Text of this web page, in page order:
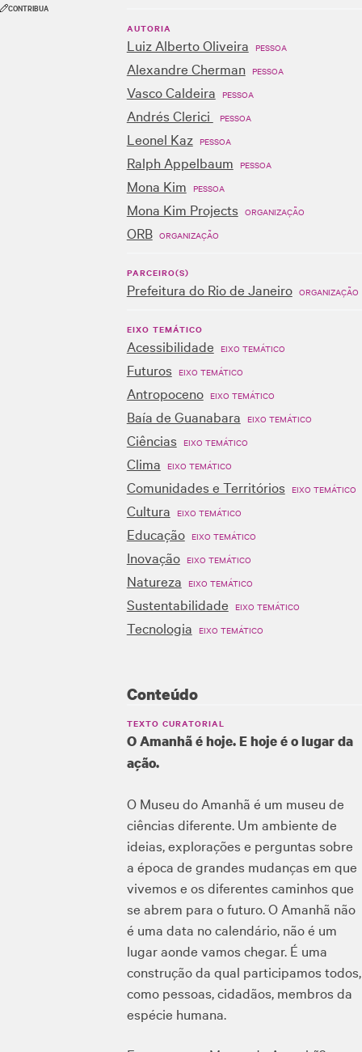
CONTRIBUA
AUTORIA
Luiz Alberto Oliveira PESSOA
Alexandre Cherman PESSOA
Vasco Caldeira PESSOA
Andrés Clerici PESSOA
Leonel Kaz PESSOA
Ralph Appelbaum PESSOA
Mona Kim PESSOA
Mona Kim Projects ORGANIZAÇÃO
ORB ORGANIZAÇÃO
PARCEIRO(S)
Prefeitura do Rio de Janeiro ORGANIZAÇÃO
EIXO TEMÁTICO
Acessibilidade EIXO TEMÁTICO
Futuros EIXO TEMÁTICO
Antropoceno EIXO TEMÁTICO
Baía de Guanabara EIXO TEMÁTICO
Ciências EIXO TEMÁTICO
Clima EIXO TEMÁTICO
Comunidades e Territórios EIXO TEMÁTICO
Cultura EIXO TEMÁTICO
Educação EIXO TEMÁTICO
Inovação EIXO TEMÁTICO
Natureza EIXO TEMÁTICO
Sustentabilidade EIXO TEMÁTICO
Tecnologia EIXO TEMÁTICO
Conteúdo
TEXTO CURATORIAL
O Amanhã é hoje. E hoje é o lugar da
ação.
O Museu do Amanhã é um museu de
ciências diferente. Um ambiente de
ideias, explorações e perguntas sobre
a época de grandes mudanças em que
vivemos e os diferentes caminhos que
se abrem para o futuro. O Amanhã não
é uma data no calendário, não é um
lugar aonde vamos chegar. É uma
construção da qual participamos todos,
como pessoas, cidadãos, membros da
espécie humana.